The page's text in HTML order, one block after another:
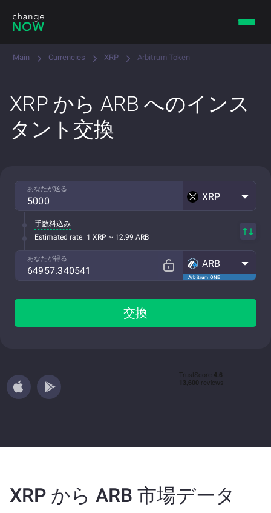
Main Currencies XRP Arbitrum Token
XRP から ARB へのインス
タント交換
あなたが送る
XRP
手数料込み
Estimated rate: 1 XRP ~ 12.99 ARB
あなたが得る
Arbitrum ONE
ARB
交換
XRP から ARB 市場データ